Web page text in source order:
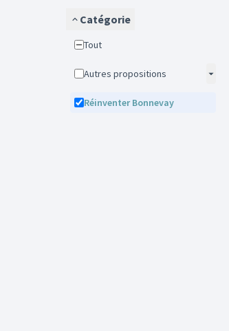
Catégorie
Tout
Autres propositions
Réinventer Bonnevay